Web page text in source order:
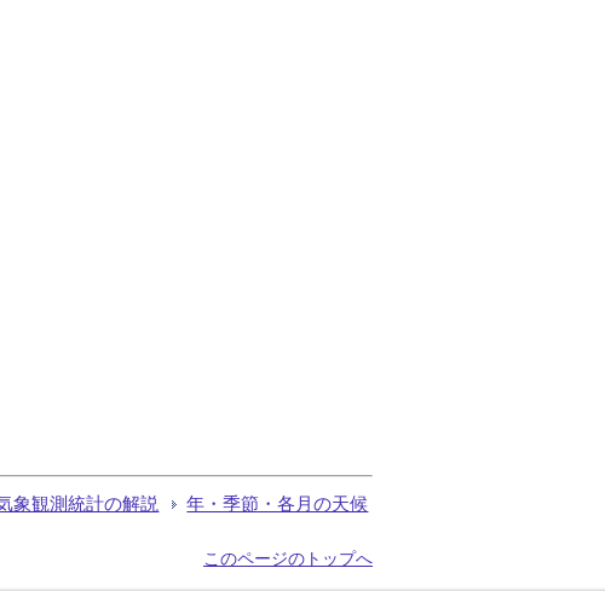
象観測統計の解説 年・季節・各月の天候
このページのトップへ